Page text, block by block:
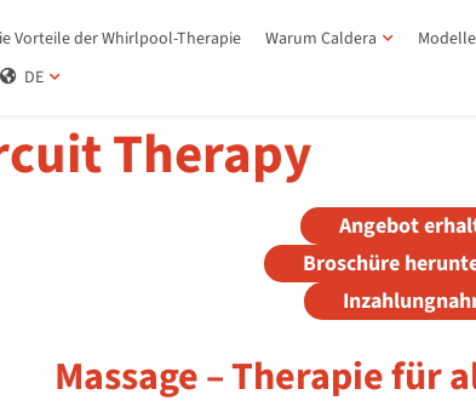
Vorteile der Whirlpool-Therapie Warum Caldera
DE
Therapy
Angebot
Broschüre
Massage – Therapie für